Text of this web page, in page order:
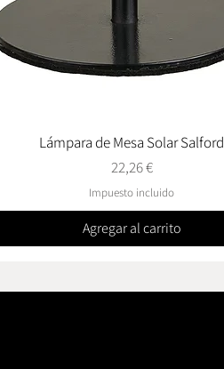
Vista rápida
Lámpara de Mesa Solar Salford
Precio
22,26 €
Impuesto incluido
Agregar al carrito